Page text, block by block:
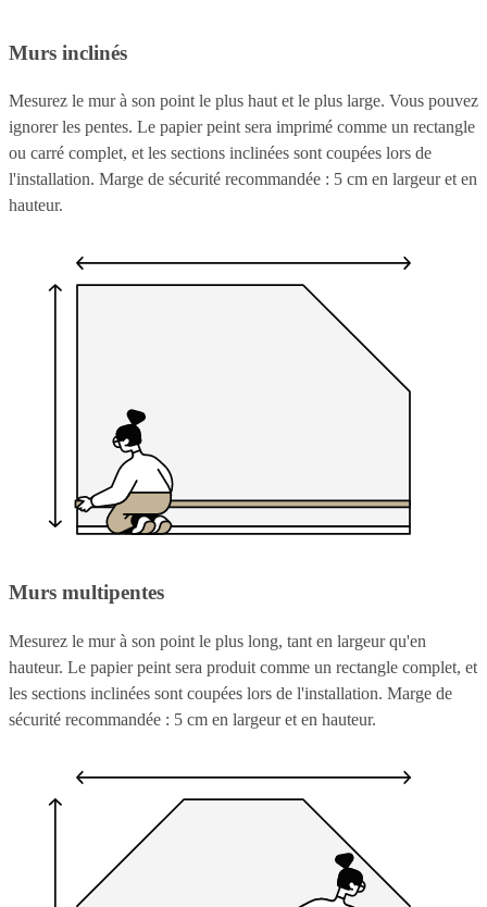
Murs inclinés
Mesurez le mur à son point le plus haut et le plus large. Vous pouvez
ignorer les pentes. Le papier peint sera imprimé comme un rectangle
ou carré complet, et les sections inclinées sont coupées lors de
l'installation. Marge de sécurité recommandée : 5 cm en largeur et en
hauteur.
Murs multipentes
Mesurez le mur à son point le plus long, tant en largeur qu'en
hauteur. Le papier peint sera produit comme un rectangle complet, et
les sections inclinées sont coupées lors de l'installation. Marge de
sécurité recommandée : 5 cm en largeur et en hauteur.